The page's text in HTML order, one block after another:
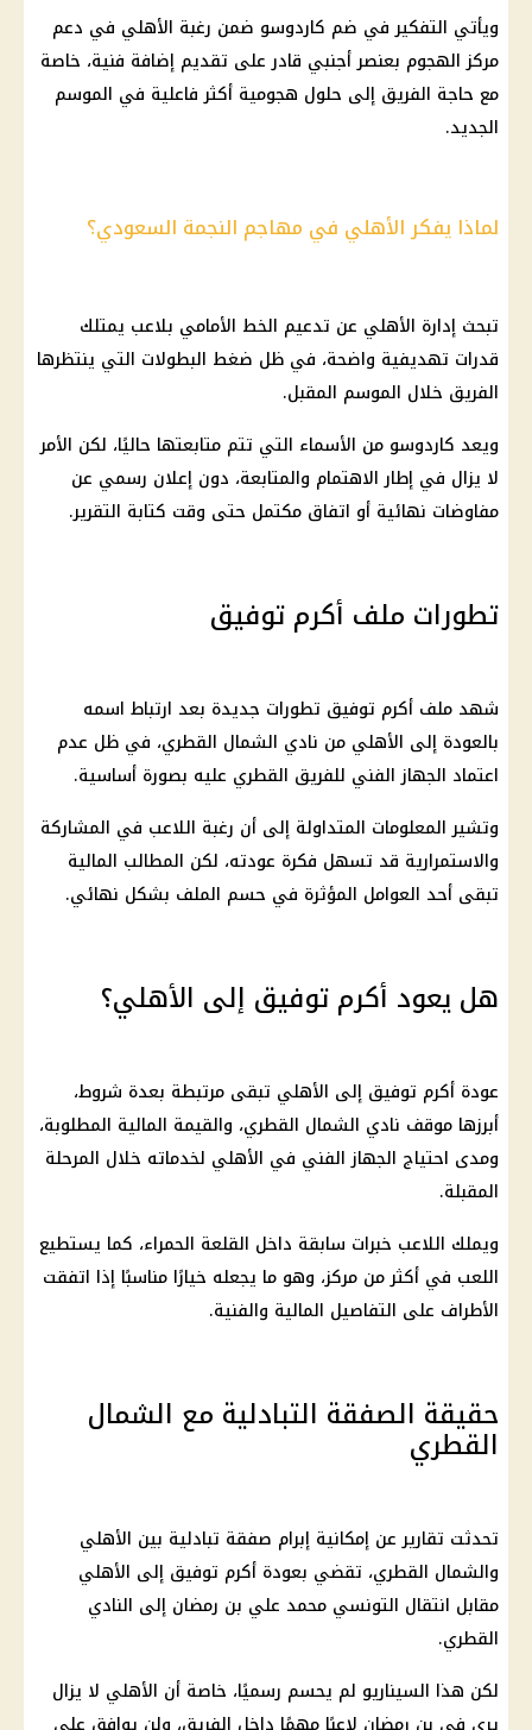
ويأتي التفكير في ضم كاردوسو ضمن رغبة الأهلي في دعم
مركز الهجوم بعنصر أجنبي قادر على تقديم إضافة فنية، خاصة
مع حاجة الفريق إلى حلول هجومية أكثر فاعلية في الموسم
الجديد.
لماذا يفكر الأهلي في مهاجم النجمة السعودي؟
تبحث إدارة الأهلي عن تدعيم الخط الأمامي بلاعب يمتلك
قدرات تهديفية واضحة، في ظل ضغط البطولات التي ينتظرها
الفريق خلال الموسم المقبل.
ويعد كاردوسو من الأسماء التي تتم متابعتها حاليًا، لكن الأمر
لا يزال في إطار الاهتمام والمتابعة، دون إعلان رسمي عن
مفاوضات نهائية أو اتفاق مكتمل حتى وقت كتابة التقرير.
تطورات ملف أكرم توفيق
شهد ملف أكرم توفيق تطورات جديدة بعد ارتباط اسمه
بالعودة إلى الأهلي من نادي الشمال القطري، في ظل عدم
اعتماد الجهاز الفني للفريق القطري عليه بصورة أساسية.
وتشير المعلومات المتداولة إلى أن رغبة اللاعب في المشاركة
والاستمرارية قد تسهل فكرة عودته، لكن المطالب المالية
تبقى أحد العوامل المؤثرة في حسم الملف بشكل نهائي.
هل يعود أكرم توفيق إلى الأهلي؟
عودة أكرم توفيق إلى الأهلي تبقى مرتبطة بعدة شروط،
أبرزها موقف نادي الشمال القطري، والقيمة المالية المطلوبة،
ومدى احتياج الجهاز الفني في الأهلي لخدماته خلال المرحلة
المقبلة.
ويملك اللاعب خبرات سابقة داخل القلعة الحمراء، كما يستطيع
اللعب في أكثر من مركز، وهو ما يجعله خيارًا مناسبًا إذا اتفقت
الأطراف على التفاصيل المالية والفنية.
حقيقة الصفقة التبادلية مع الشمال
القطري
تحدثت تقارير عن إمكانية إبرام صفقة تبادلية بين الأهلي
والشمال القطري، تقضي بعودة أكرم توفيق إلى الأهلي
مقابل انتقال التونسي محمد علي بن رمضان إلى النادي
القطري.
لكن هذا السيناريو لم يحسم رسميًا، خاصة أن الأهلي لا يزال